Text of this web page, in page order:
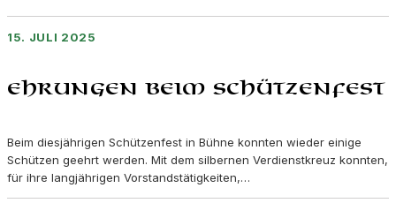
15. JULI 2025
Ehrungen beim Schützenfest
Beim diesjährigen Schützenfest in Bühne konnten wieder einige
Schützen geehrt werden. Mit dem silbernen Verdienstkreuz konnten,
für ihre langjährigen Vorstandstätigkeiten,…